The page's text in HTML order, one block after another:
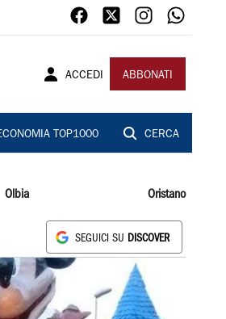
ACCEDI ABBONATI
TOP1000 CERCA
Olbia Oristano
SEGUICI SU DISCOVER